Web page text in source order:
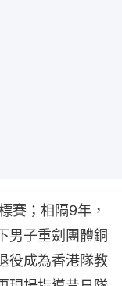
賽；相隔9年，
男子重劍團體銅
役成為香港隊教